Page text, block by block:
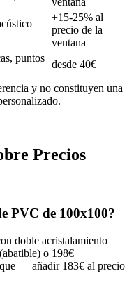
+15-25% al
precio de la
ventana
puntos
desde 40€
y no constituyen una
Precios
PVC de 100x100?
doble acristalamiento
o 198€
— añadir 183€ al precio